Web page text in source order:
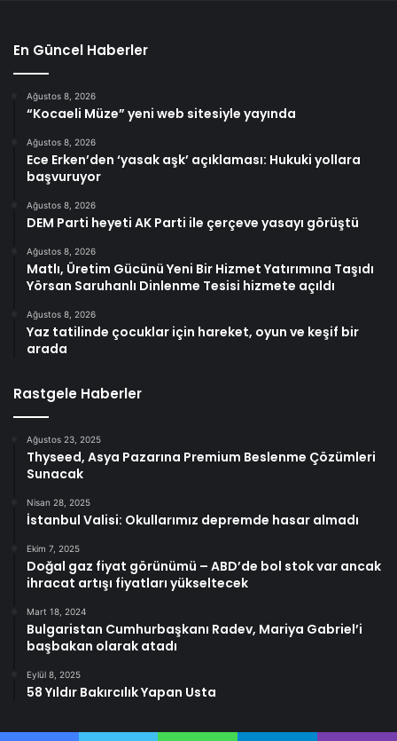
En Güncel Haberler
Ağustos 8, 2026
“Kocaeli Müze” yeni web sitesiyle yayında
Ağustos 8, 2026
Ece Erken’den ‘yasak aşk’ açıklaması: Hukuki yollara
başvuruyor
Ağustos 8, 2026
DEM Parti heyeti AK Parti ile çerçeve yasayı görüştü
Ağustos 8, 2026
Matlı, Üretim Gücünü Yeni Bir Hizmet Yatırımına Taşıdı
Yörsan Saruhanlı Dinlenme Tesisi hizmete açıldı
Ağustos 8, 2026
Yaz tatilinde çocuklar için hareket, oyun ve keşif bir
arada
Rastgele Haberler
Ağustos 23, 2025
Thyseed, Asya Pazarına Premium Beslenme Çözümleri
Sunacak
Nisan 28, 2025
İstanbul Valisi: Okullarımız depremde hasar almadı
Ekim 7, 2025
Doğal gaz fiyat görünümü – ABD’de bol stok var ancak
ihracat artışı fiyatları yükseltecek
Mart 18, 2024
Bulgaristan Cumhurbaşkanı Radev, Mariya Gabriel’i
başbakan olarak atadı
Eylül 8, 2025
58 Yıldır Bakırcılık Yapan Usta